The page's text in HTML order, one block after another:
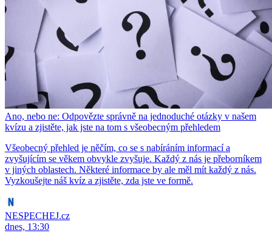
Ano, nebo ne: Odpovězte správně na jednoduché otázky v našem
kvízu a zjistěte, jak jste na tom s všeobecným přehledem
Všeobecný přehled je něčím, co se s nabíráním informací a
zvyšujícím se věkem obvykle zvyšuje. Každý z nás je přeborníkem
v jiných oblastech. Některé informace by ale měl mít každý z nás.
Vyzkoušejte náš kvíz a zjistěte, zda jste ve formě.
NESPECHEJ.cz
dnes, 13:30